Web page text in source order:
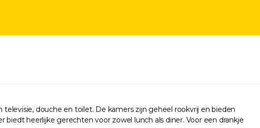
douche en toilet. De kamers zijn geheel rookvrij en bieden
heerlijke gerechten voor zowel lunch als diner. Voor een drankje